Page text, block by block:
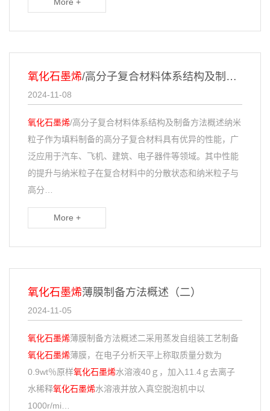
氧化石墨烯/高分子复合材料体系结构及制备方法概述
2024-11-08
氧化石墨烯/高分子复合材料体系结构及制备方法概述纳米
粒子作为填料制备的高分子复合材料具有优异的性能，广
泛应用于汽车、飞机、建筑、电子器件等领域。其中性能
的提升与纳米粒子在复合材料中的分散状态和纳米粒子与
高分…
More +
氧化石墨烯薄膜制备方法概述（二）
2024-11-05
氧化石墨烯薄膜制备方法概述二采用蒸发自组装工艺制备
氧化石墨烯薄膜，在电子分析天平上称取质量分数为
0.9wt％原样氧化石墨烯水溶液40ｇ，加入11.4ｇ去离子
水稀释氧化石墨烯水溶液并放入真空脱泡机中以
1000r/mi…